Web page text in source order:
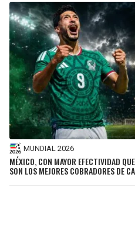
MUNDIAL 2026
MÉXICO, CON MAYOR EFECTIVIDAD
SON LOS MEJORES COBRADORES DE